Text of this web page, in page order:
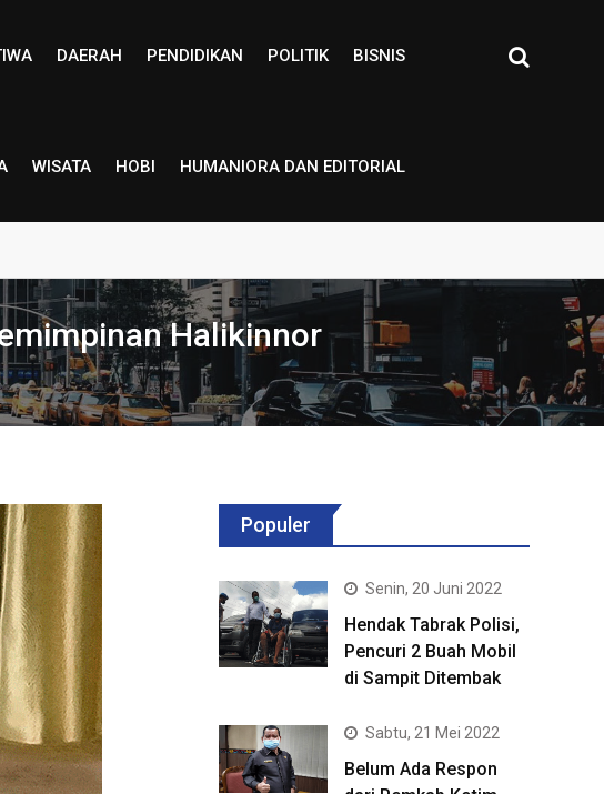
DAERAH PENDIDIKAN POLITIK BISNIS
WISATA HOBI HUMANIORA DAN EDITORIAL
Halikinnor
Populer
Senin, 20 Juni 2022
Hendak Tabrak Polisi,
Pencuri 2 Buah Mobil
di Sampit Ditembak
Sabtu, 21 Mei 2022
Belum Ada Respon